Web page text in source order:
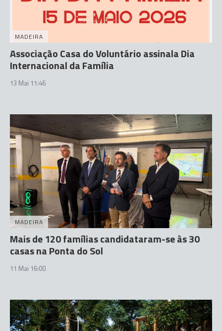
MADEIRA
Associação Casa do Voluntário assinala Dia
Internacional da Família
13 Mai 11:46
MADEIRA
Mais de 120 famílias candidataram-se às 30
casas na Ponta do Sol
11 Mai 16:00